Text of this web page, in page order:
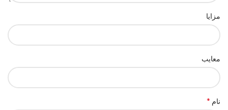
مزایا
معایب
نام *